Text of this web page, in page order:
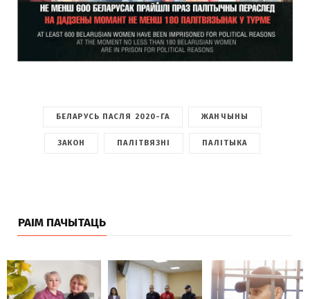
БЕЛАРУСЬ ПАСЛЯ 2020-ГА ЖАНЧЫНЫ
ЗАКОН ПАЛІТВЯЗНІ ПАЛІТЫКА
РАІМ ПАЧЫТАЦЬ